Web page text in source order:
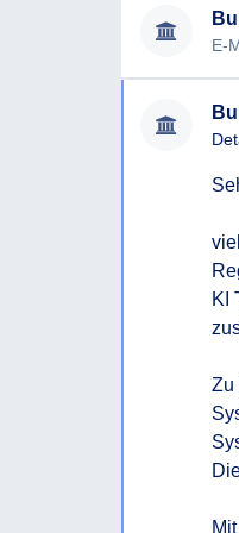
einen
nach dem
Gem. AI
KI-
Ältere,
KI-
KI-
Straftat
KI-
Auslesen
KI
Zu